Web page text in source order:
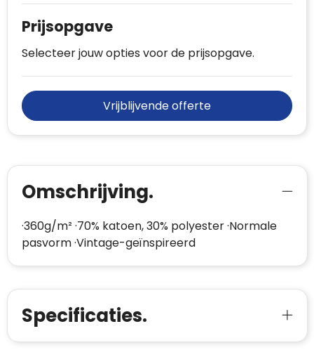
Prijsopgave
Selecteer jouw opties voor de prijsopgave.
Vrijblijvende offerte
Omschrijving.
·360g/m² ·70% katoen, 30% polyester ·Normale
pasvorm ·Vintage-geïnspireerd
Specificaties.